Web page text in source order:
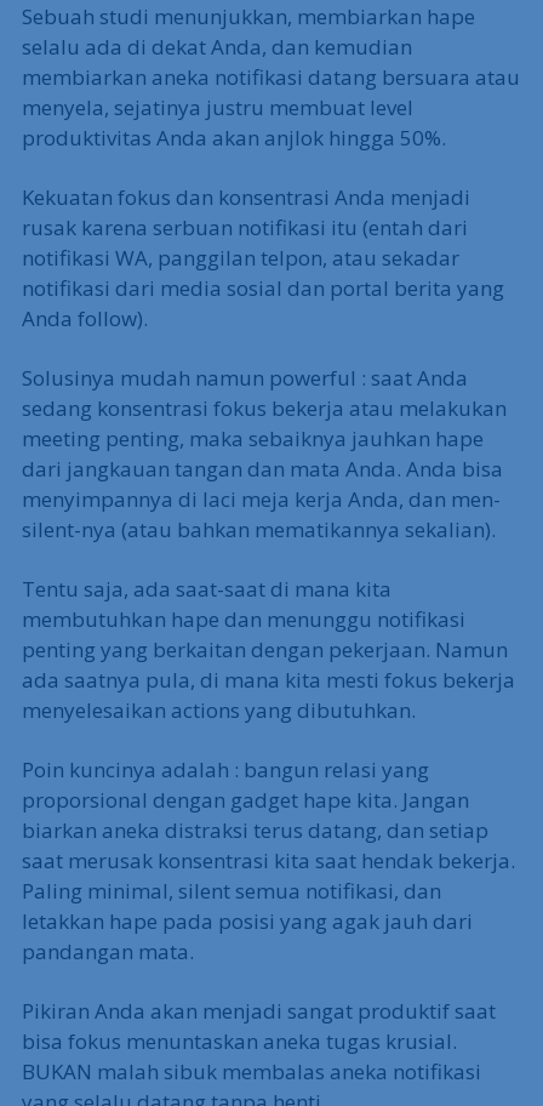
Sebuah studi menunjukkan, membiarkan hape
selalu ada di dekat Anda, dan kemudian
membiarkan aneka notifikasi datang bersuara atau
menyela, sejatinya justru membuat level
produktivitas Anda akan anjlok hingga 50%.
Kekuatan fokus dan konsentrasi Anda menjadi
rusak karena serbuan notifikasi itu (entah dari
notifikasi WA, panggilan telpon, atau sekadar
notifikasi dari media sosial dan portal berita yang
Anda follow).
Solusinya mudah namun powerful : saat Anda
sedang konsentrasi fokus bekerja atau melakukan
meeting penting, maka sebaiknya jauhkan hape
dari jangkauan tangan dan mata Anda. Anda bisa
menyimpannya di laci meja kerja Anda, dan men-
silent-nya (atau bahkan mematikannya sekalian).
Tentu saja, ada saat-saat di mana kita
membutuhkan hape dan menunggu notifikasi
penting yang berkaitan dengan pekerjaan. Namun
ada saatnya pula, di mana kita mesti fokus bekerja
menyelesaikan actions yang dibutuhkan.
Poin kuncinya adalah : bangun relasi yang
proporsional dengan gadget hape kita. Jangan
biarkan aneka distraksi terus datang, dan setiap
saat merusak konsentrasi kita saat hendak bekerja.
Paling minimal, silent semua notifikasi, dan
letakkan hape pada posisi yang agak jauh dari
pandangan mata.
Pikiran Anda akan menjadi sangat produktif saat
bisa fokus menuntaskan aneka tugas krusial.
BUKAN malah sibuk membalas aneka notifikasi